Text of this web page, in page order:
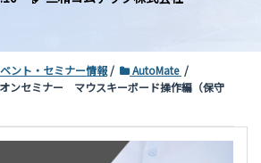
ント・セミナー情報
AutoMate
ンセミナー マウスキーボード操作編（保守